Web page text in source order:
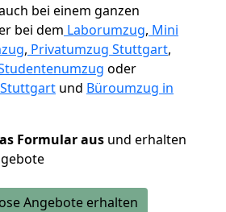
bei einem ganzen
bei dem Laborumzug, Mini
, Privatumzug Stuttgart,
oder
und Büroumzug in
Formular aus und erhalten
Angebote erhalten